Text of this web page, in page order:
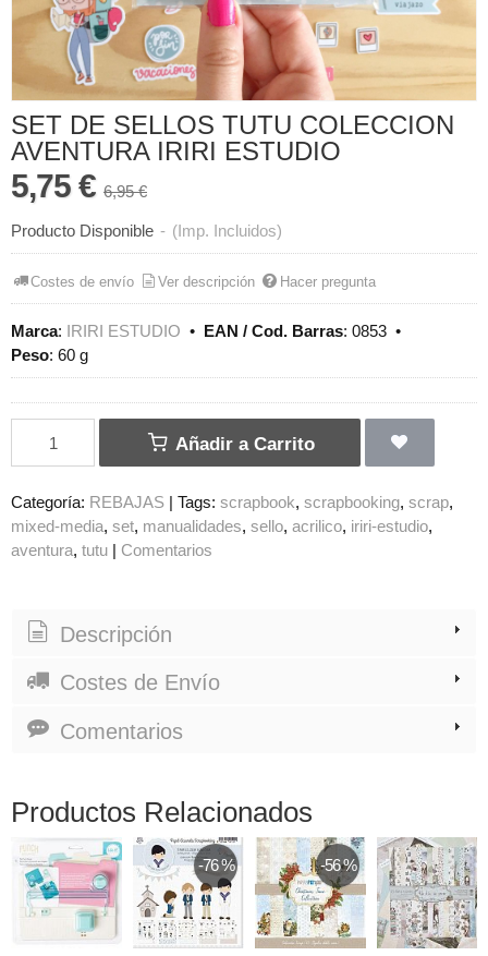
SET DE SELLOS TUTU COLECCION
AVENTURA IRIRI ESTUDIO
5,75 € 6,95 €
Producto Disponible - (Imp. Incluidos)
Costes de envío Ver descripción Hacer pregunta
Marca: IRIRI ESTUDIO • EAN / Cod. Barras: 0853 •
Peso: 60 g
Añadir a Carrito
Categoría: REBAJAS Tags: scrapbook scrapbooking scrap
mixed-media set manualidades sello acrilico iriri-estudio
aventura tutu Comentarios
Descripción
Costes de Envío
Comentarios
Productos Relacionados
-76 % -56 %